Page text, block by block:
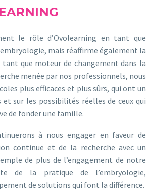
le rôle d’Ovolearning en tant que
mais réaffirme également la
tant que moteur de changement dans la
menée par nos professionnels, nous
plus efficaces et plus sûrs, qui ont un
sur les possibilités réelles de ceux qui
de fonder une famille.
à nous engager en faveur de
continue et de la recherche avec un
de plus de l’engagement de notre
de la pratique de l’embryologie,
de solutions qui font la différence.